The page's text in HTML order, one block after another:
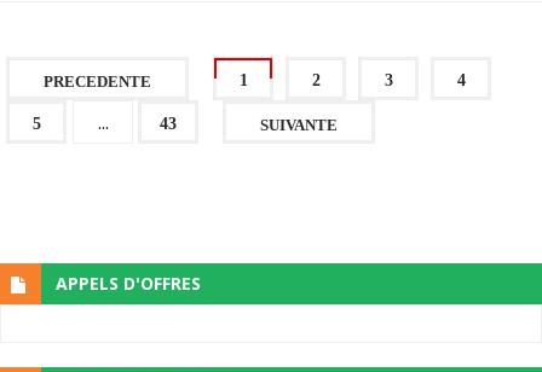
PRECEDENTE 1 2 3 4
5 ... 43 SUIVANTE
APPELS D'OFFRES